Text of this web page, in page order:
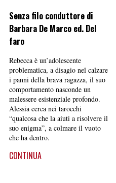
Senza filo conduttore di
Barbara De Marco ed. Del
faro
Rebecca è un’adolescente
problematica, a disagio nel calzare
i panni della brava ragazza, il suo
comportamento nasconde un
malessere esistenziale profondo.
Alessia cerca nei tarocchi
“qualcosa che la aiuti a risolvere il
suo enigma”, a colmare il vuoto
che ha dentro.
CONTINUA